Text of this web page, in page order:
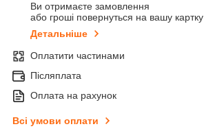
Ви отримаєте замовлення
або гроші повернуться на вашу картку
Детальніше
Оплатити частинами
Післяплата
Оплата на рахунок
Всі умови оплати